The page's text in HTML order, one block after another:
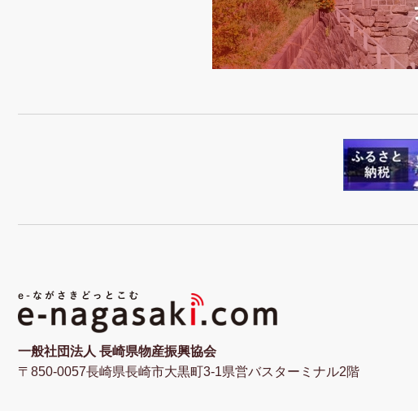
一般社団法人 長崎県物産振興協会
〒850-0057長崎県長崎市大黒町3-1県営バスターミナル2階